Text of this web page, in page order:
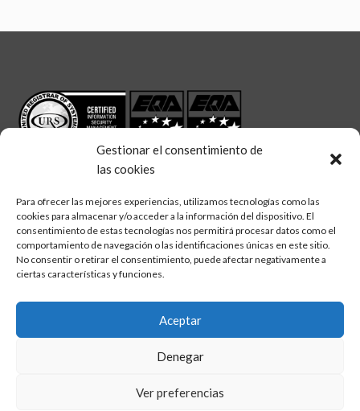
Gestionar el consentimiento de
las cookies
Para ofrecer las mejores experiencias, utilizamos tecnologías como las
cookies para almacenar y/o acceder a la información del dispositivo. El
consentimiento de estas tecnologías nos permitirá procesar datos como el
comportamiento de navegación o las identificaciones únicas en este sitio.
No consentir o retirar el consentimiento, puede afectar negativamente a
ciertas características y funciones.
Aceptar
Denegar
Ver preferencias
Síguenos en:
linkedintwitterfacebook
Aviso legal